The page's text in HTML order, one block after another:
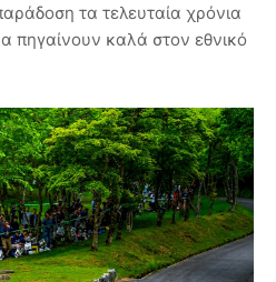
τα τελευταία χρόνια
πηγαίνουν καλά στον εθνικό